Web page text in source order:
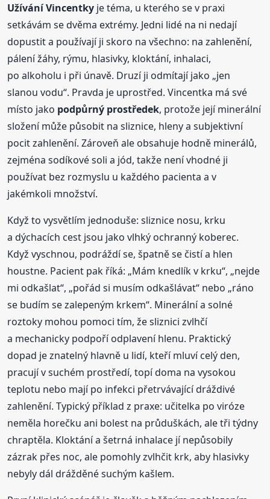
Užívání Vincentky je téma, u kterého se v praxi
setkávám se dvěma extrémy. Jedni lidé na ni nedají
dopustit a používají ji skoro na všechno: na zahlenění,
pálení žáhy, rýmu, hlasivky, kloktání, inhalaci,
po alkoholu i při únavě. Druzí ji odmítají jako „jen
slanou vodu“. Pravda je uprostřed. Vincentka má své
místo jako podpůrný prostředek, protože její minerální
složení může působit na sliznice, hleny a subjektivní
pocit zahlenění. Zároveň ale obsahuje hodně minerálů,
zejména sodíkové soli a jód, takže není vhodné ji
používat bez rozmyslu u každého pacienta a v
jakémkoli množství.
Když to vysvětlím jednoduše: sliznice nosu, krku
a dýchacích cest jsou jako vlhký ochranný koberec.
Když vyschnou, podráždí se, špatně se čistí a hlen
houstne. Pacient pak říká: „Mám knedlík v krku“, „nejde
mi odkašlat“, „pořád si musím odkašlávat“ nebo „ráno
se budím se zalepeným krkem“. Minerální a solné
roztoky mohou pomoci tím, že sliznici zvlhčí
a mechanicky podpoří odplavení hlenu. Praktický
dopad je znatelný hlavně u lidí, kteří mluví celý den,
pracují v suchém prostředí, topí doma na vysokou
teplotu nebo mají po infekci přetrvávající dráždivé
zahlenění. Typický příklad z praxe: učitelka po viróze
neměla horečku ani bolest na průduškách, ale tři týdny
chraptěla. Kloktání a šetrná inhalace jí nepůsobily
zázrak přes noc, ale pomohly zvlhčit krk, aby hlasivky
nebyly dál drážděné suchým kašlem.